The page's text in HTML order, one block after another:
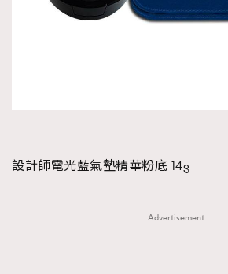
設計師電光藍氣墊精華粉底 14g
Advertisement